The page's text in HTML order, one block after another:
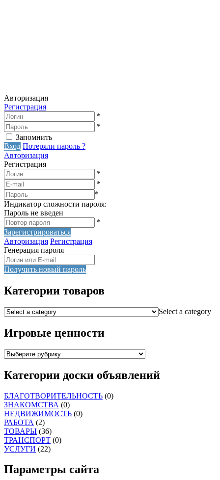
Авторизация
Регистрация
*
*
Запомнить
Вход Потеряли пароль ?
Авторизация
Регистрация
*
*
*
Индикатор сложности пароля:
Пароль не введен
*
Зарегистрироваться
Авторизация Регистрация
Генерация пароля
Получить новый пароль
Категории товаров
Select a category
Игровые ценности
Категории доски объявлений
БЛАГОТВОРИТЕЛЬНОСТЬ (0)
ЗНАКОМСТВА (0)
НЕДВИЖИМОСТЬ (0)
РАБОТА (2)
ТОВАРЫ (36)
ТРАНСПОРТ (0)
УСЛУГИ (22)
Параметры сайта